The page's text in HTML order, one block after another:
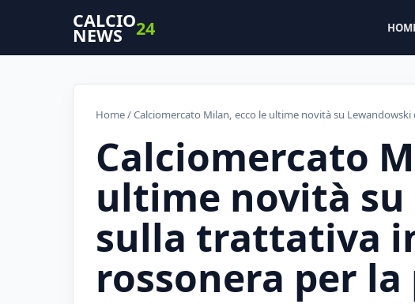
CALCIO
NEWS 24
Home/ Calciomercato Milan, ecco le ultime novità su
Calciomercato
ultime novità su
sulla trattativa
rossonera per